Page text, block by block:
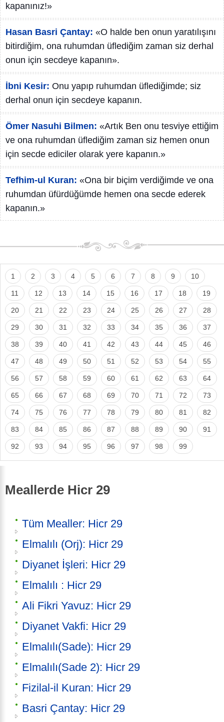
kapanınız!»
Hasan Basri Çantay: «O halde ben onun yaratılışını
bitirdiğim, ona ruhumdan üflediğim zaman siz derhal
onun için secdeye kapanın».
İbni Kesir: Onu yapıp ruhumdan üflediğimde; siz
derhal onun için secdeye kapanın.
Ömer Nasuhi Bilmen: «Artık Ben onu tesviye ettiğim
ve ona ruhumdan üflediğim zaman siz hemen onun
için secde ediciler olarak yere kapanın.»
Tefhim-ul Kuran: «Ona bir biçim verdiğimde ve ona
ruhumdan üfürdüğümde hemen ona secde ederek
kapanın.»
1 2 3 4 5 6 7 8 9 10
11 12 13 14 15 16 17 18 19
20 21 22 23 24 25 26 27 28
29 30 31 32 33 34 35 36 37
38 39 40 41 42 43 44 45 46
47 48 49 50 51 52 53 54 55
56 57 58 59 60 61 62 63 64
65 66 67 68 69 70 71 72 73
74 75 76 77 78 79 80 81 82
83 84 85 86 87 88 89 90 91
92 93 94 95 96 97 98 99
Meallerde Hicr 29
Tüm Mealler: Hicr 29
Elmalılı (Orj): Hicr 29
Diyanet İşleri: Hicr 29
Elmalılı : Hicr 29
Ali Fikri Yavuz: Hicr 29
Diyanet Vakfi: Hicr 29
Elmalılı(Sade): Hicr 29
Elmalılı(Sade 2): Hicr 29
Fizilal-il Kuran: Hicr 29
Basri Çantay: Hicr 29